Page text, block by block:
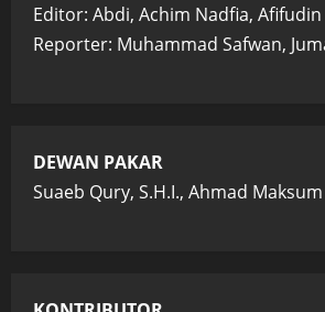
Editor: Abdi, Achim Nadfia, Afifudin
Reporter: Muhammad Safwan,
DEWAN PAKAR
Suaeb Qury, S.H.I., Ahmad